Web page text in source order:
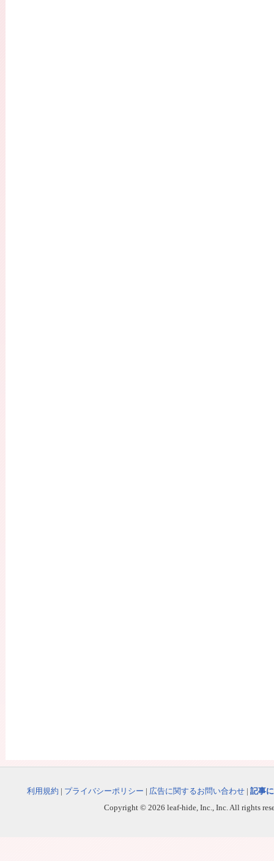
利用規約 | プライバシーポリシー | 広告に関するお問い合わせ | 記事
Copyright © 2026 leaf-hide, Inc., Inc. All rights